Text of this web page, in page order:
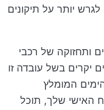
יותר על תיקונים
ותחזוקה של רכבי
יקרים בשל עובדה זו
המומלץ
האישי שלך, תוכל